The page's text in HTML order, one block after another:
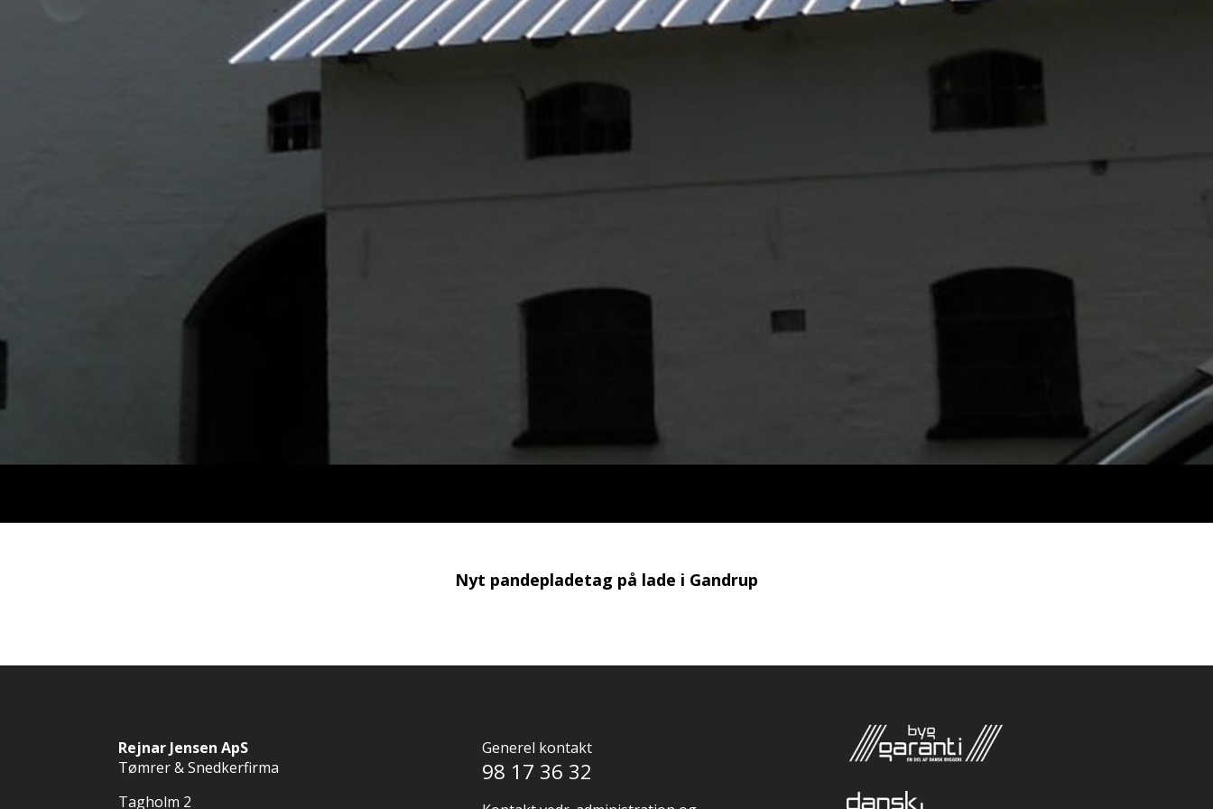
Nyt pandepladetag på lade i Gandrup
Rejnar Jensen ApS
Tømrer & Snedkerfirma
Tagholm 2
Generel kontakt
98 17 36 32